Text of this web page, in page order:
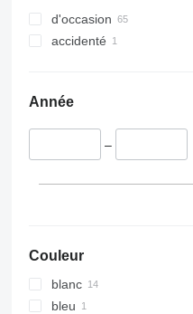
d'occasion
accidenté
Année
–
Couleur
blanc
bleu